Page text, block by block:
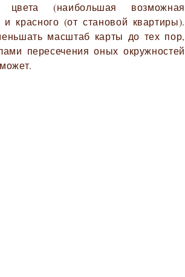
цвета (наибольшая возможная
красного (от становой квартиры).
масштаб карты до тех пор,
пересечения оных окружностей